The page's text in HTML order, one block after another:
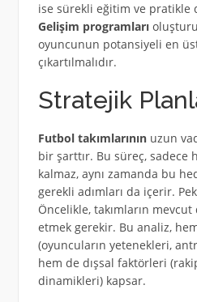
ise sürekli eğitim ve pratikle
Gelişim programları
oyuncunun potansiyeli en
çıkartılmalıdır.
Stratejik
Futbol takımlarınınuzun
bir şarttır. Bu süreç, sadece
kalmaz, aynı zamanda bu
gerekli adımları da içerir.
Öncelikle, takımların
etmek gerekir. Bu analiz,
(oyuncuların yetenekleri,
hem de dışsal faktörleri
dinamikleri) kapsar.